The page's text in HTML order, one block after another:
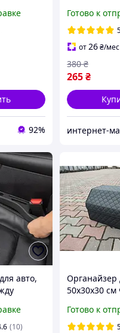
|
сумок и
92%
хранения
Черный
Готово к
от26₴/мес
265₴
380 ₴
авто,
2шт
(10)
Органайзер
50х30х30
нитью
Готово к